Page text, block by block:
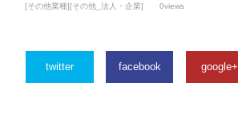
[その他業種][その他_法人・企業] 0views
twitter facebook google+